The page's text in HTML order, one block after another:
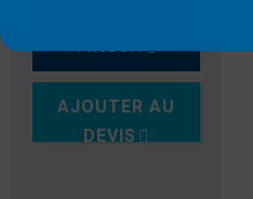
PRODUIT
AJOUTER AU
DEVIS